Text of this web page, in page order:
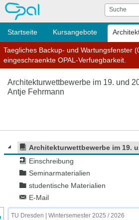
OPAL Suche
Startseite Kursangebote
Taegliches Backup- und Wartungsfenster
eingeschraenkte OPAL-Verfuegbarkeit.
Architektur­wettbewerbe im 19. und
Antje Fehrmann
Architektur­wettbewerbe im 19.
Einschreibung
Seminarmaterialien
studentische Materialien
E-Mail
des Kursmenüs
TU Dresden | Wintersemester 2025 / 2026